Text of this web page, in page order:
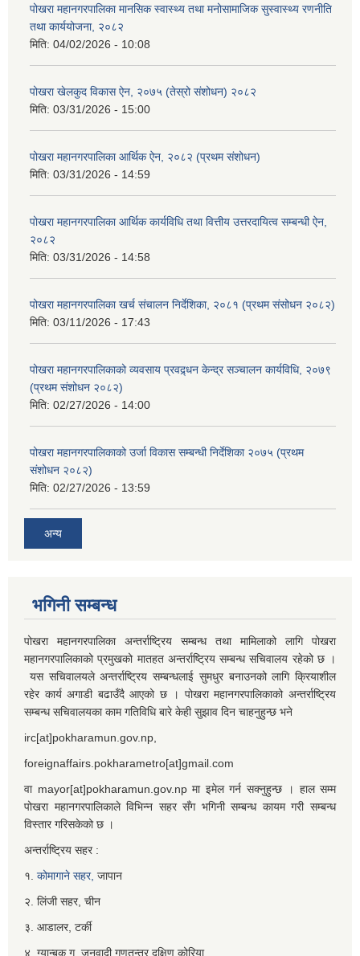
पोखरा महानगरपालिका मानसिक स्वास्थ्य तथा मनोसामाजिक सुस्वास्थ्य रणनीति
तथा कार्ययोजना, २०८२
मिति: 04/02/2026 - 10:08
पोखरा खेलकुद विकास ऐन, २०७५ (तेस्रो संशोधन) २०८२
मिति: 03/31/2026 - 15:00
पोखरा महानगरपालिका आर्थिक ऐन, २०८२ (प्रथम संशोधन)
मिति: 03/31/2026 - 14:59
पोखरा महानगरपालिका आर्थिक कार्यविधि तथा वित्तीय उत्तरदायित्व सम्बन्धी ऐन,
२०८२
मिति: 03/31/2026 - 14:58
पोखरा महानगरपालिका खर्च संचालन निर्देशिका, २०८१ (प्रथम संसोधन २०८२)
मिति: 03/11/2026 - 17:43
पोखरा महानगरपालिकाको व्यवसाय प्रवद्र्धन केन्द्र सञ्चालन कार्यविधि, २०७९
(प्रथम संशोधन २०८२)
मिति: 02/27/2026 - 14:00
पोखरा महानगरपालिकाको उर्जा विकास सम्बन्धी निर्देशिका २०७५ (प्रथम
संशोधन २०८२)
मिति: 02/27/2026 - 13:59
अन्य
भगिनी सम्बन्ध
पोखरा महानगरपालिका अन्तर्राष्ट्रिय सम्बन्ध तथा मामिलाको लागि पोखरा
महानगरपालिकाको प्रमुखको मातहत अन्तर्राष्ट्रिय सम्बन्ध सचिवालय रहेको छ ।
यस सचिवालयले अन्तर्राष्ट्रिय सम्बन्धलाई सुमधुर बनाउनको लागि क्रियाशील
रहेर कार्य अगाडी बढाउँदै आएको छ । पोखरा महानगरपालिकाको अन्तर्राष्ट्रिय
सम्बन्ध सचिवालयका काम गतिविधि बारे केही सुझाव दिन चाहनुहुन्छ भने
irc[at]pokharamun.gov.np,
foreignaffairs.pokharametro[at]gmail.com
वा mayor[at]pokharamun.gov.np मा इमेल गर्न सक्नुहुन्छ । हाल सम्म
पोखरा महानगरपालिकाले विभिन्न सहर सँग भगिनी सम्बन्ध कायम गरी सम्बन्ध
विस्तार गरिसकेको छ ।
अन्तर्राष्ट्रिय सहर :
१. कोमागाने सहर, जापान
२. लिंजी सहर, चीन
३. आडालर, टर्की
४. ग्यान्बुक गु, जनवादी गणतन्त्र दक्षिण कोरिया